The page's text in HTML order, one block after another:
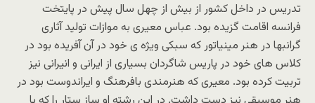
تدریس در داخل کشور از بیش از چهل سال پیش در پایتخت
فرانسه اقامت گزیده بود. عباس معیری به موازات تولید آثاری
گرانبها در هنر مینیاتور که سبکی ویژه ی خود در آن آفریده بود در
کلاس های خود در پاریس شاگردان بسیاری از ایرانی و انیرانی نیز
تربیت کرده بود. معیری که هنرمندی بافرهنگ و ایراندوست بود در